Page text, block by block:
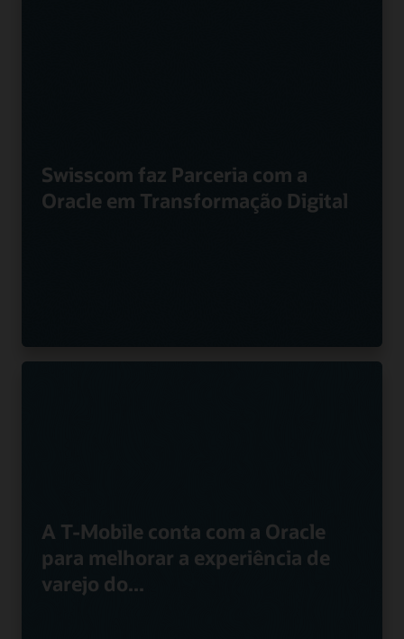
Swisscom faz Parceria com a
Oracle em Transformação Digital
A T-Mobile conta com a Oracle
para melhorar a experiência de
varejo do...